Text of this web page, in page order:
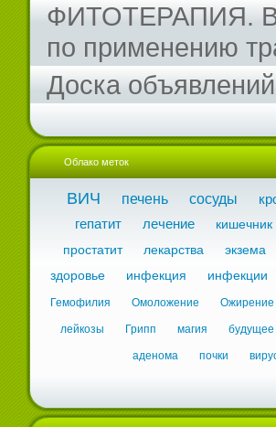
ФИТОТЕРАПИЯ.
по применению
Доска объявлений
Облако меток
ВИЧ печень сосуды
гепатит
лечение кишечник
простатит
лекарства экзема
здоровье
инфекция инфекции
Гемофилия Омоложение Ожирение
лейкозы Грипп магия будущее
аденома почки